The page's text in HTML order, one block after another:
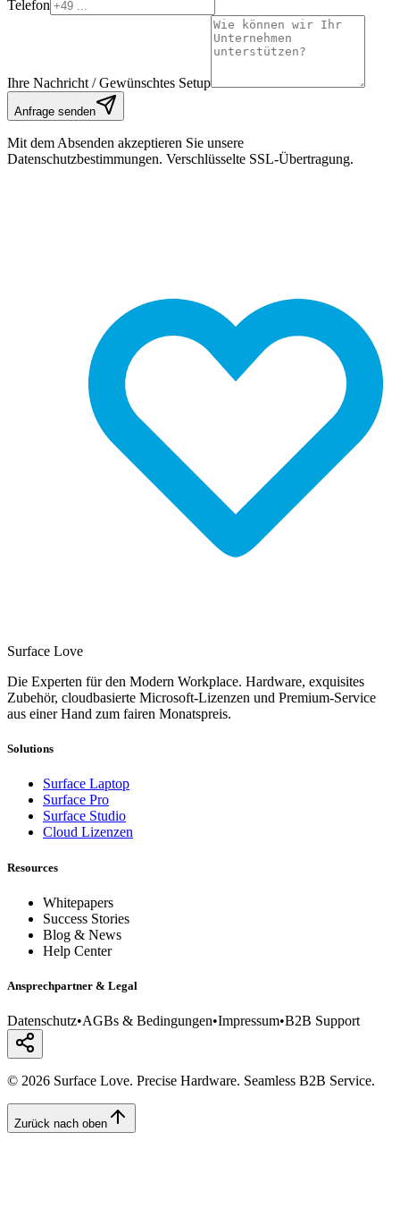
Telefon
Ihre Nachricht / Gewünschtes Setup
Anfrage senden
Mit dem Absenden akzeptieren Sie unsere
Datenschutzbestimmungen. Verschlüsselte SSL-Übertragung.
Surface Love
Die Experten für den Modern Workplace. Hardware, exquisites
Zubehör, cloudbasierte Microsoft-Lizenzen und Premium-Service
aus einer Hand zum fairen Monatspreis.
Solutions
Surface Laptop
Surface Pro
Surface Studio
Cloud Lizenzen
Resources
Whitepapers
Success Stories
Blog & News
Help Center
Ansprechpartner & Legal
Datenschutz•AGBs & Bedingungen•Impressum•B2B Support
© 2026 Surface Love. Precise Hardware. Seamless B2B Service.
Zurück nach oben